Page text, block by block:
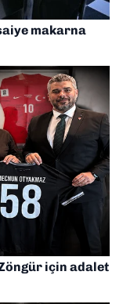
makarna
Zöngür için adalet